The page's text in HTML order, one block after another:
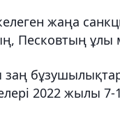
жаңа
Песковтың
2022 жылы